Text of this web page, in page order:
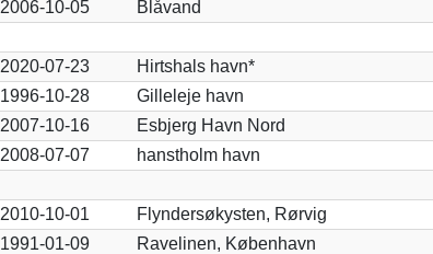
2006-10-05
Blåvand
2020-07-23
Hirtshals havn*
1996-10-28
Gilleleje havn
2007-10-16
Esbjerg Havn Nord
2008-07-07
hanstholm havn
2010-10-01
Flyndersøkysten, Rørvig
1991-01-09
Ravelinen, København